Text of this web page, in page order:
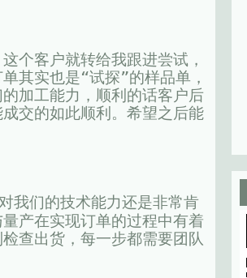
个客户就转给我跟进尝试，
其实也是“试探”的样品单，
加工能力，顺利的话客户后
交的如此顺利。希望之后能
我们的技术能力还是非常肯
产在实现订单的过程中有着
查出货，每一步都需要团队